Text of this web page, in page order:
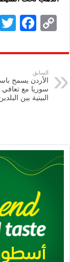
C
p
y
Li
n
F
eb
k
السابق
الأردن يسمح
سوريا مع تعافي
البينية بين